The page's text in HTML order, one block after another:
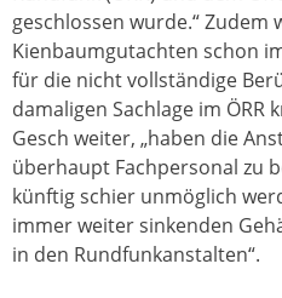
geschlossen wurde.“ Zudem
Kienbaumgutachten schon
für die nicht vollständige
damaligen Sachlage im ÖRR
Gesch weiter, „haben die
überhaupt Fachpersonal zu
künftig schier unmöglich
immer weiter sinkenden
in den Rundfunkanstalten“.